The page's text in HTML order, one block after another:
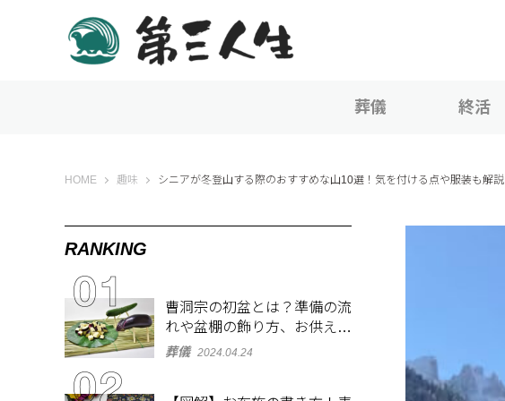
葬儀 終活
HOME 第三人生 〜寄り道の歩き方〜
趣味 シニアが冬登山する際のおすすめな山10選！気を付ける点や服装も解説
RANKING
曹洞宗の初盆とは？準備の流
れや盆棚の飾り方、お供え物
を解説
葬儀 2024.04.24